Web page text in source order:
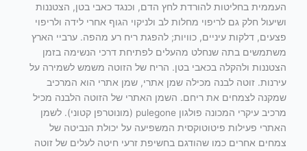
העממית בחליטות להורדת לחץ הדם, וכנגד כאבי בטן, הצטננות
ושיעול חלק גם לריפוי מחלות לב ולניקוי הגוף אחרי לידה ולריפוי
פצעים, דלקות עיניים, כוויות; להפגת ריח רע מהפה. ערביי הארץ
משתמשים בתה שנחלט מהעלים לפתיחת דרכי הנשימה בזמן
הצטננות ולהקלה בכאבי בטן. הריח של הזוטה משמש לשמירה על
עירנות. זוטה לבנה מכילה שמן אתרי, שמן אתרי הוא המרכיב
שמקנה לצמחים את ריחם. השמן האתרי של הזוטה הלבנה מכיל
מרכיב עיקרי המכונה פולגון pulegone (מונוטרפן קטוני). לשמן
האתרי פעילות פיטוטוקסית המשפיעה על יכולת הנביטה של
צמחים אחרים כמו שהודגם בחשיפת זרעי חיטה לעלים של זוטה